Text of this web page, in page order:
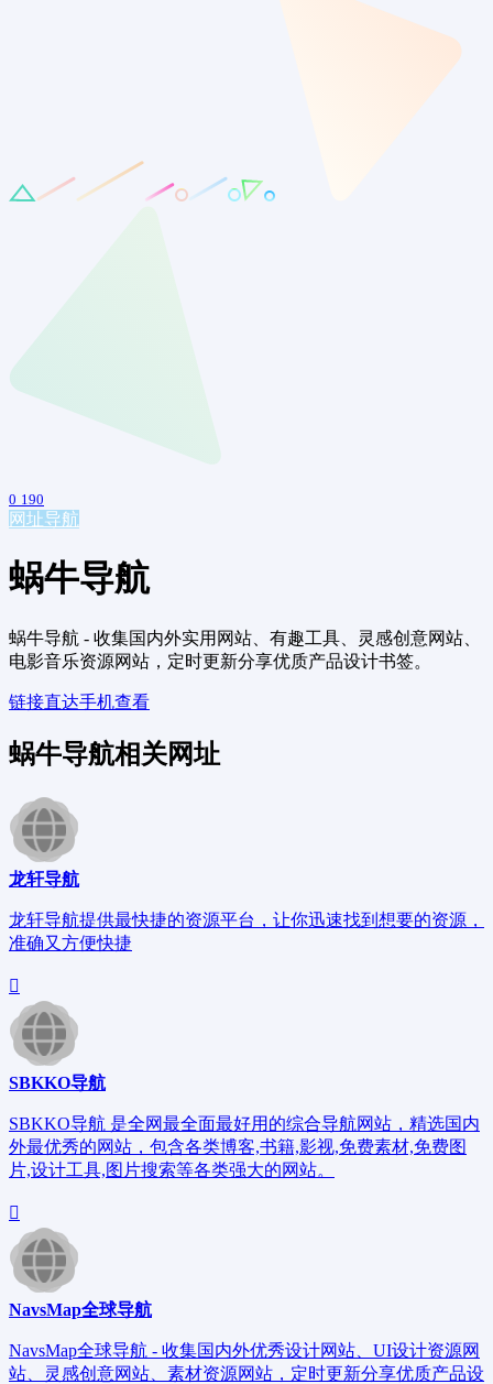
0 190
网址导航
蜗牛导航
蜗牛导航 - 收集国内外实用网站、有趣工具、灵感创意网站、
电影音乐资源网站，定时更新分享优质产品设计书签。
链接直达手机查看
蜗牛导航相关网址
龙轩导航
龙轩导航提供最快捷的资源平台，让你迅速找到想要的资源，
准确又方便快捷
SBKKO导航
SBKKO导航 是全网最全面最好用的综合导航网站，精选国内
外最优秀的网站，包含各类博客,书籍,影视,免费素材,免费图
片,设计工具,图片搜索等各类强大的网站。
NavsMap全球导航
NavsMap全球导航 - 收集国内外优秀设计网站、UI设计资源网
站、灵感创意网站、素材资源网站，定时更新分享优质产品设